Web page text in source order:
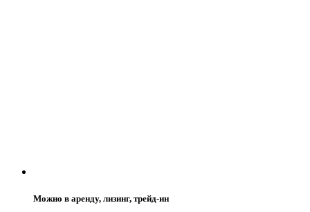
Можно в аренду, лизинг, трейд-ин